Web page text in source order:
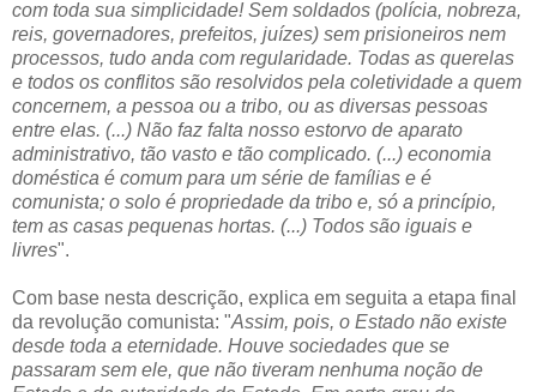
com toda sua simplicidade! Sem soldados (polícia, nobreza,
reis, governadores, prefeitos, juízes) sem prisioneiros nem
processos, tudo anda com regularidade. Todas as querelas
e todos os conflitos são resolvidos pela coletividade a quem
concernem, a pessoa ou a tribo, ou as diversas pessoas
entre elas. (...) Não faz falta nosso estorvo de aparato
administrativo, tão vasto e tão complicado. (...) economia
doméstica é comum para um série de famílias e é
comunista; o solo é propriedade da tribo e, só a princípio,
tem as casas pequenas hortas. (...) Todos são iguais e
livres".
Com base nesta descrição, explica em seguita a etapa final
da revolução comunista: "Assim, pois, o Estado não existe
desde toda a eternidade. Houve sociedades que se
passaram sem ele, que não tiveram nenhuma noção de